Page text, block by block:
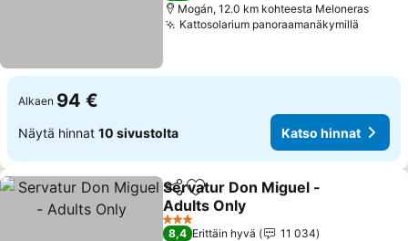
Mogán, 12.0 km kohteesta Meloneras
Kattosolarium panoraamanäkymillä
Alkaen 94 €
Näytä hinnat 10 sivustolta Katso hinnat
Jaa Lisää suosikkeihin
Servatur Don Miguel -
Adults Only
Katso hinnat
3 Tähtiluokitus
8,4 Erittäin hyvä
11 034